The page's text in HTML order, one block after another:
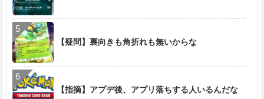
【疑問】裏向きも角折れも無いからな
【指摘】アプデ後、アプリ落ちする人いるんだな